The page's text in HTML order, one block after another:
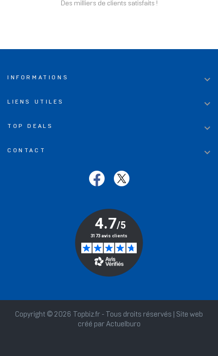
Des milliers de clients satisfaits !
INFORMATIONS 
LIENS UTILES 
TOP DEALS 
CONTACT 
Copyright © 2026 Topbiz.fr - Tous droits réservés | Site web
créé par Actuelburo